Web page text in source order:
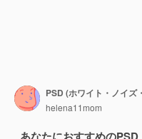
helena11mom